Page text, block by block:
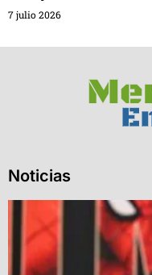
7 julio 2026
Noticias